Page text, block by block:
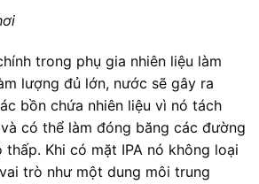
trong phụ gia nhiên liệu làm
lượng đủ lớn, nước sẽ gây ra
bồn chứa nhiên liệu vì nó tách
có thể làm đóng băng các đường
Khi có mặt IPA nó không loại
trò như một dung môi trung